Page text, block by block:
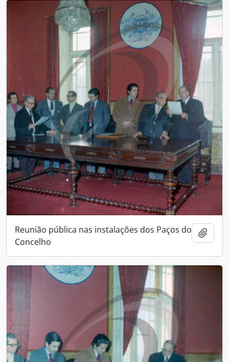
Reunião pública nas instalações dos Paços do
Concelho